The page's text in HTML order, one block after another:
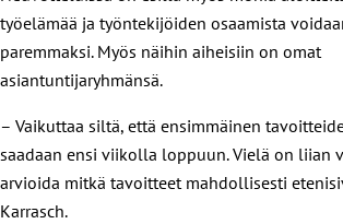
työelämää ja työntekijöiden osaamista
paremmaksi. Myös näihin aiheisiin on omat
asiantuntijaryhmänsä.
– Vaikuttaa siltä, että ensimmäinen
saadaan ensi viikolla loppuun. Vielä on liian
arvioida mitkä tavoitteet mahdollisesti
Karrasch.